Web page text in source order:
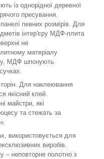
із однорідної деревної
пресування.
певних розмірів. Для
інтер'єру МДФ-плита
не
матеріалу
МДФ шпонують
Для наклеювання
якісний клей.
майстри, які
та стежать за
використовується для
виробів.
– неповторне полотно з